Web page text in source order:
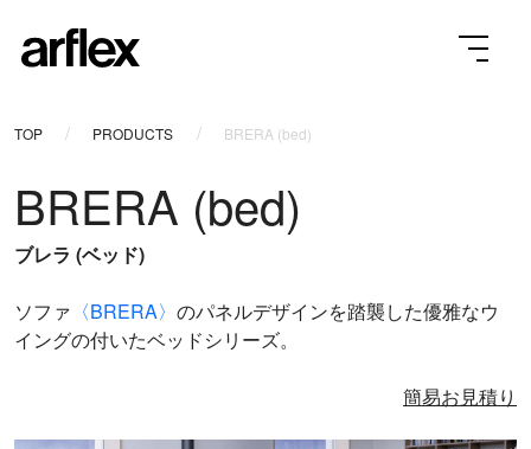
TOP PRODUCTS BRERA (bed)
BRERA (bed)
ブレラ (ベッド)
ソファ 〈BRERA〉 のパネルデザインを踏襲した優雅なウ
イングの付いたベッドシリーズ。
簡易お見積り